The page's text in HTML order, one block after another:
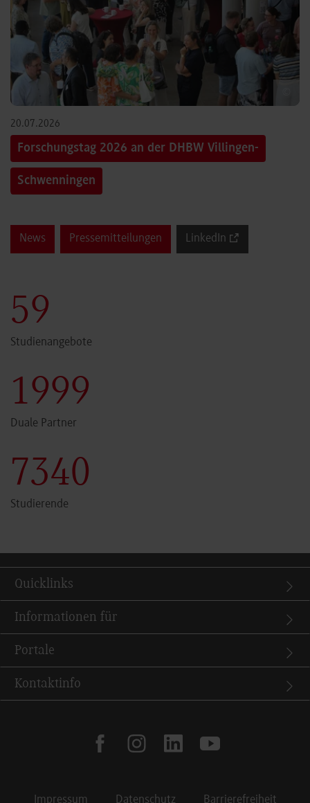
20.07.2026
Forschungstag 2026 an der DHBW Villingen-
Schwenningen
News Pressemitteilungen LinkedIn
60
Studienangebote
2000
Duale Partner
7341
Studierende
Quicklinks
Informationen für
Portale
Kontaktinfo
facebookinstagramlinkedin youtube